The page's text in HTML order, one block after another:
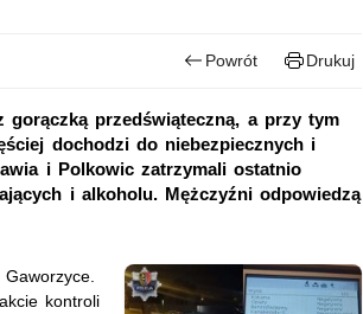
Powrót Drukuj
przedświąteczną, a przy tym
dochodzi do niebezpiecznych i
i Polkowic zatrzymali ostatnio
i alkoholu. Mężczyźni odpowiedzą
kontroli